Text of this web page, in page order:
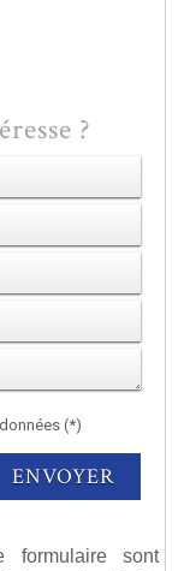
?
(*)
ENVOYER
formulaire sont